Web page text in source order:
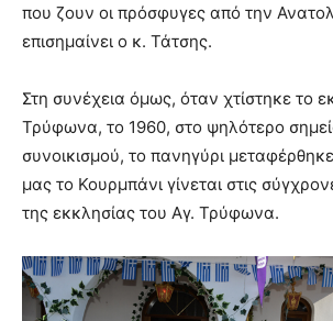
που ζουν οι πρόσφυγες από την
επισημαίνει ο κ. Τάτσης.
Στη συνέχεια όμως, όταν χτίστηκε το
Τρύφωνα, το 1960, στο ψηλότερο
συνοικισμού, το πανηγύρι μεταφέρθηκε
μας το Κουρμπάνι γίνεται στις
της εκκλησίας του Αγ. Τρύφωνα.